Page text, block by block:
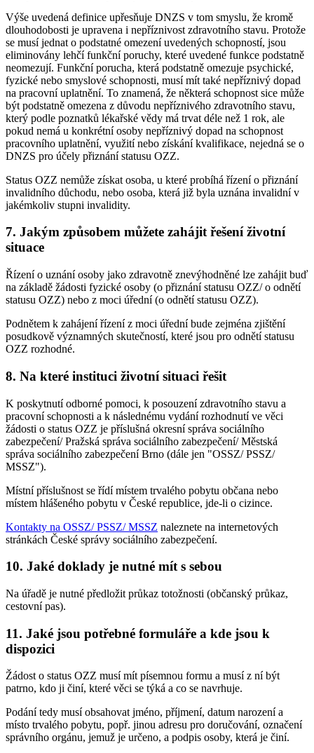
Výše uvedená definice upřesňuje DNZS v tom smyslu, že kromě
dlouhodobosti je upravena i nepříznivost zdravotního stavu. Protože
se musí jednat o podstatné omezení uvedených schopností, jsou
eliminovány lehčí funkční poruchy, které uvedené funkce podstatně
neomezují. Funkční porucha, která podstatně omezuje psychické,
fyzické nebo smyslové schopnosti, musí mít také nepříznivý dopad
na pracovní uplatnění. To znamená, že některá schopnost sice může
být podstatně omezena z důvodu nepříznivého zdravotního stavu,
který podle poznatků lékařské vědy má trvat déle než 1 rok, ale
pokud nemá u konkrétní osoby nepříznivý dopad na schopnost
pracovního uplatnění, využití nebo získání kvalifikace, nejedná se o
DNZS pro účely přiznání statusu OZZ.
Status OZZ nemůže získat osoba, u které probíhá řízení o přiznání
invalidního důchodu, nebo osoba, která již byla uznána invalidní v
jakémkoliv stupni invalidity.
7. Jakým způsobem můžete zahájit řešení životní
situace
Řízení o uznání osoby jako zdravotně znevýhodněné lze zahájit buď
na základě žádosti fyzické osoby (o přiznání statusu OZZ/ o odnětí
statusu OZZ) nebo z moci úřední (o odnětí statusu OZZ).
Podnětem k zahájení řízení z moci úřední bude zejména zjištění
posudkově významných skutečností, které jsou pro odnětí statusu
OZZ rozhodné.
8. Na které instituci životní situaci řešit
K poskytnutí odborné pomoci, k posouzení zdravotního stavu a
pracovní schopnosti a k následnému vydání rozhodnutí ve věci
žádosti o status OZZ je příslušná okresní správa sociálního
zabezpečení/ Pražská správa sociálního zabezpečení/ Městská
správa sociálního zabezpečení Brno (dále jen "OSSZ/ PSSZ/
MSSZ").
Místní příslušnost se řídí místem trvalého pobytu občana nebo
místem hlášeného pobytu v České republice, jde-li o cizince.
Kontakty na OSSZ/ PSSZ/ MSSZ naleznete na internetových
stránkách České správy sociálního zabezpečení.
10. Jaké doklady je nutné mít s sebou
Na úřadě je nutné předložit průkaz totožnosti (občanský průkaz,
cestovní pas).
11. Jaké jsou potřebné formuláře a kde jsou k
dispozici
Žádost o status OZZ musí mít písemnou formu a musí z ní být
patrno, kdo ji činí, které věci se týká a co se navrhuje.
Podání tedy musí obsahovat jméno, příjmení, datum narození a
místo trvalého pobytu, popř. jinou adresu pro doručování, označení
správního orgánu, jemuž je určeno, a podpis osoby, která je činí.